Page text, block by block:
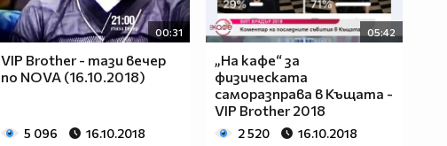
00:31
VIP Brother - тази вечер
по NOVA (16.10.2018)
5 096 16.10.2018
05:42
„На кафе“ за
физическата
саморазправа в Къщата -
VIP Brother 2018
2 520 16.10.2018